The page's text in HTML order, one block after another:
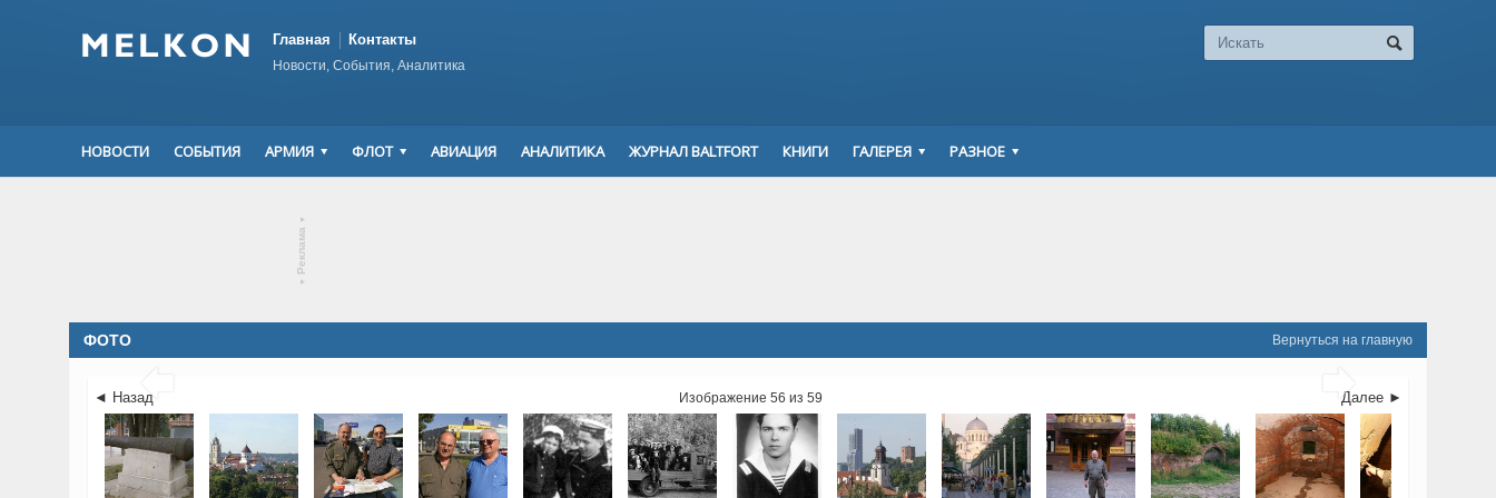
Главная Контакты
Новости, События, Аналитика
НОВОСТИ СОБЫТИЯ АРМИЯ ФЛОТ АВИАЦИЯ АНАЛИТИКА ЖУРНАЛ BALTFORT КНИГИ ГАЛЕРЕЯ РАЗНОЕ
▾
Реклама
▾
Вернуться на главную
ФОТО
 
◄ Назад Далее ►
Изображение 56 из 59